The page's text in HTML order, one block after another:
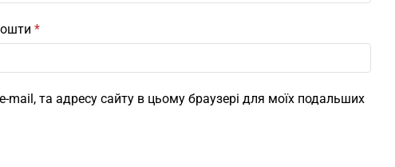
*
mail, та адресу сайту в цьому браузері для моїх подальших